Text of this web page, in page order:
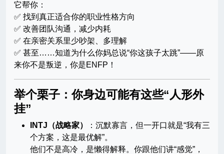
它帮你：
✅ 找到真正适合你的职业性格方向
✅ 改善团队沟通，减少内耗
✅ 在亲密关系里少吵架、多理解
✅ 甚至……知道为什么你妈总说“你这孩子太跳”——原
来你不是叛逆，你是ENFP！
举个栗子：你身边可能有这些“人形外
挂”
INTJ（战略家）
：沉默寡言，但一开口就是“我有三
个方案，这是最优解”。
他们不是高冷，是懒得解释。你跟他们讲“感觉”，